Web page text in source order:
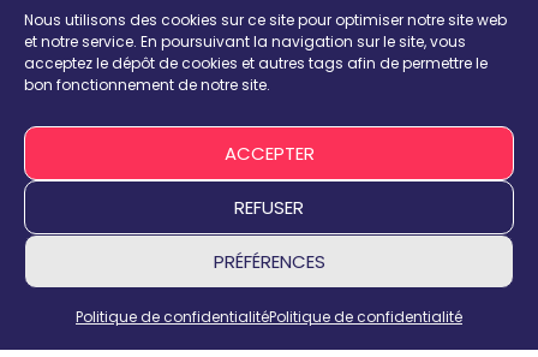
Nous utilisons des cookies sur ce site pour optimiser notre site web
et notre service. En poursuivant la navigation sur le site, vous
acceptez le dépôt de cookies et autres tags afin de permettre le
bon fonctionnement de notre site.
ACCEPTER
REFUSER
PRÉFÉRENCES
Politique de confidentialitéPolitique de confidentialité
Formations
Admission
Campus
Espace entreprises
Contact
FAQ
Mentions légales
Politique de Confidentialité